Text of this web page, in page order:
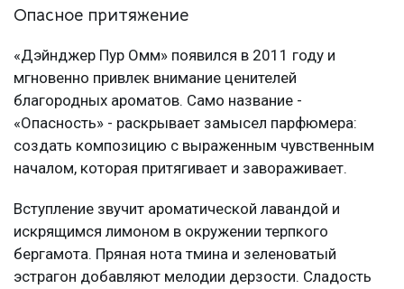
Опасное притяжение
«Дэйнджер Пур Омм» появился в 2011 году и
мгновенно привлек внимание ценителей
благородных ароматов. Само название -
«Опасность» - раскрывает замысел парфюмера:
создать композицию с выраженным чувственным
началом, которая притягивает и завораживает.
Вступление звучит ароматической лавандой и
искрящимся лимоном в окружении терпкого
бергамота. Пряная нота тмина и зеленоватый
эстрагон добавляют мелодии дерзости. Сладость